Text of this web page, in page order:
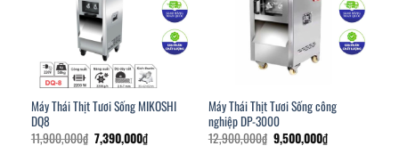
Máy Thái Thịt Tươi Sống MIKOSHI
DQ8
11,900,000₫ Giá
gốc
7,390,000₫Giá
hiện
Máy Thái Thịt Tươi Sống công
nghiệp DP-3000
12,900,000₫ Giá
gốc
9,500,000₫Giá
hiện